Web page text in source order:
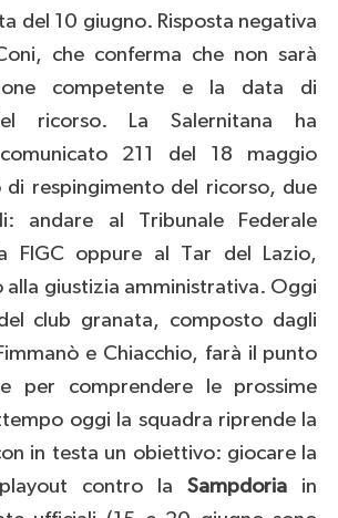
del 10 giugno. Risposta negativa
che conferma che non sarà
competente e la data di
ricorso. La Salernitana ha
211 del 18 maggio
di respingimento del ricorso, due
andare al Tribunale Federale
FIGC oppure al Tar del Lazio,
alla giustizia amministrativa. Oggi
club granata, composto dagli
e Chiacchio, farà il punto
per comprendere le prossime
oggi la squadra riprende la
in testa un obiettivo: giocare la
contro laSampdoria in